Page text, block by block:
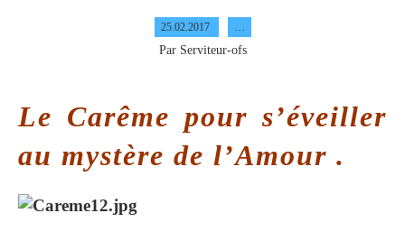
25.02.2017
Par Serviteur-ofs
Le Carême pour s’éveiller
au mystère de l’Amour .